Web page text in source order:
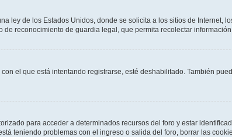
ley de los Estados Unidos, donde se solicita a los sitios de Internet,
reconocimiento de guardia legal, que permita recolectar
el que está intentando registrarse, esté deshabilitado. También
para acceder a determinados recursos del foro y estar
teniendo problemas con el ingreso o salida del foro, borrar las